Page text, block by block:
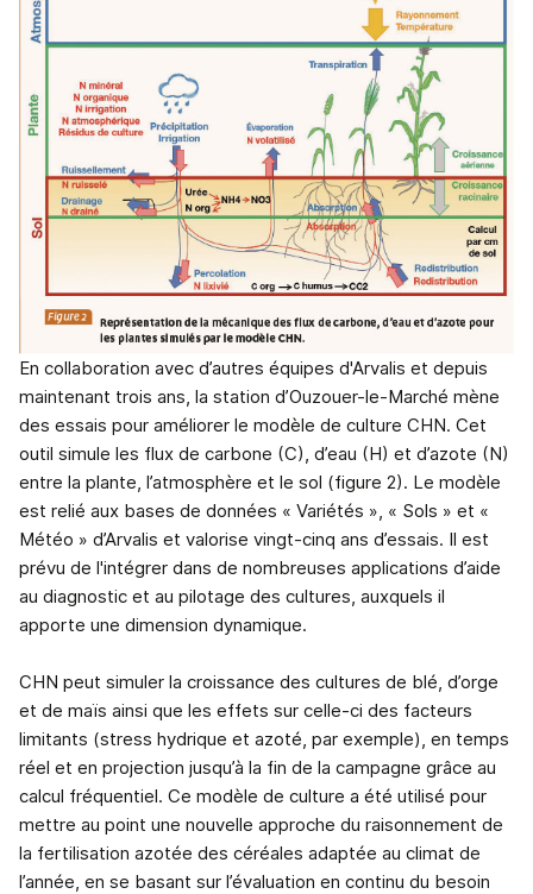
En collaboration avec d’autres équipes d'Arvalis et depuis
maintenant trois ans, la station d’Ouzouer-le-Marché mène
des essais pour améliorer le modèle de culture CHN. Cet
outil simule les flux de carbone (C), d’eau (H) et d’azote (N)
entre la plante, l’atmosphère et le sol (figure 2). Le modèle
est relié aux bases de données « Variétés », « Sols » et «
Météo » d’Arvalis et valorise vingt-cinq ans d’essais. Il est
prévu de l'intégrer dans de nombreuses applications d’aide
au diagnostic et au pilotage des cultures, auxquels il
apporte une dimension dynamique.
CHN peut simuler la croissance des cultures de blé, d’orge
et de maïs ainsi que les effets sur celle-ci des facteurs
limitants (stress hydrique et azoté, par exemple), en temps
réel et en projection jusqu’à la fin de la campagne grâce au
calcul fréquentiel. Ce modèle de culture a été utilisé pour
mettre au point une nouvelle approche du raisonnement de
la fertilisation azotée des céréales adaptée au climat de
l’année, en se basant sur l’évaluation en continu du besoin